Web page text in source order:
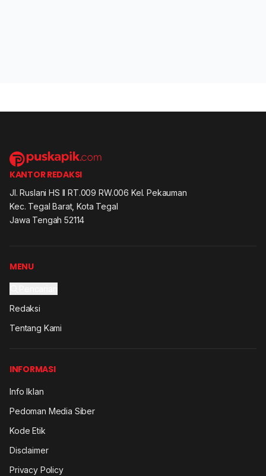
KANTOR REDAKSI
Jl. Ruslani HS II RT.009 RW.006 Kel. Pekauman
Kec. Tegal Barat, Kota Tegal
Jawa Tengah 52114
MENU
Redaksi
Tentang Kami
INFORMASI
Info Iklan
Pedoman Media Siber
Kode Etik
Disclaimer
Privacy Policy